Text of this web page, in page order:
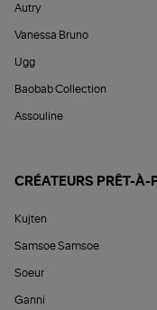
Autry
Vanessa Bruno
Ugg
Baobab Collection
Assouline
CRÉATEURS PRÊT-À-
Kujten
Samsoe Samsoe
Soeur
Ganni